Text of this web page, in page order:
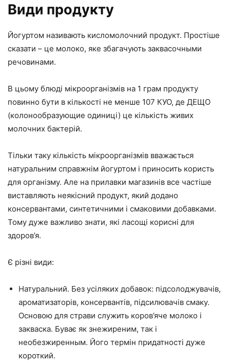
Види продукту
Йогуртом називають кисломолочний продукт. Простіше
сказати – це молоко, яке збагачують заквасочными
речовинами.
В цьому блюді мікроорганізмів на 1 грам продукту
повинно бути в кількості не менше 107 КУО, де ДЕЩО
(колонообразующие одиниці) це кількість живих
молочних бактерій.
Тільки таку кількість мікроорганізмів вважається
натуральним справжнім йогуртом і приносить користь
для організму. Але на прилавки магазинів все частіше
виставляють неякісний продукт, який додано
консервантами, синтетичними і смаковими добавками.
Тому дуже важливо знати, які ласощі корисні для
здоров’я.
Є різні види:
Натуральний. Без усіляких добавок: підсолоджувачів,
ароматизаторів, консервантів, підсилювачів смаку.
Основою для страви служить коров’яче молоко і
закваска. Буває як знежиреним, так і
необезжиренным. Його термін придатності дуже
короткий.